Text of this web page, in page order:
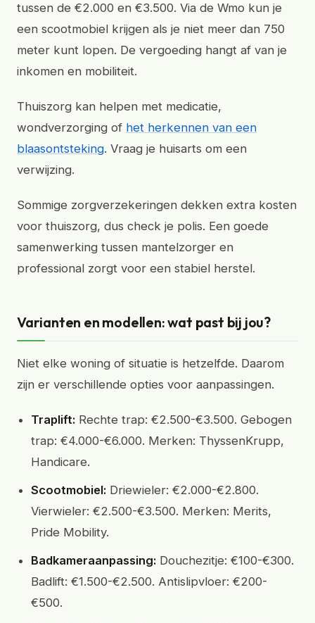
tussen de €2.000 en €3.500. Via de Wmo kun je
een scootmobiel krijgen als je niet meer dan 750
meter kunt lopen. De vergoeding hangt af van je
inkomen en mobiliteit.
Thuiszorg kan helpen met medicatie,
wondverzorging of het herkennen van een
blaasontsteking. Vraag je huisarts om een
verwijzing.
Sommige zorgverzekeringen dekken extra kosten
voor thuiszorg, dus check je polis. Een goede
samenwerking tussen mantelzorger en
professional zorgt voor een stabiel herstel.
Varianten en modellen: wat past bij jou?
Niet elke woning of situatie is hetzelfde. Daarom
zijn er verschillende opties voor aanpassingen.
Traplift: Rechte trap: €2.500-€3.500. Gebogen
trap: €4.000-€6.000. Merken: ThyssenKrupp,
Handicare.
Scootmobiel: Driewieler: €2.000-€2.800.
Vierwieler: €2.500-€3.500. Merken: Merits,
Pride Mobility.
Badkameraanpassing: Douchezitje: €100-€300.
Badlift: €1.500-€2.500. Antislipvloer: €200-
€500.